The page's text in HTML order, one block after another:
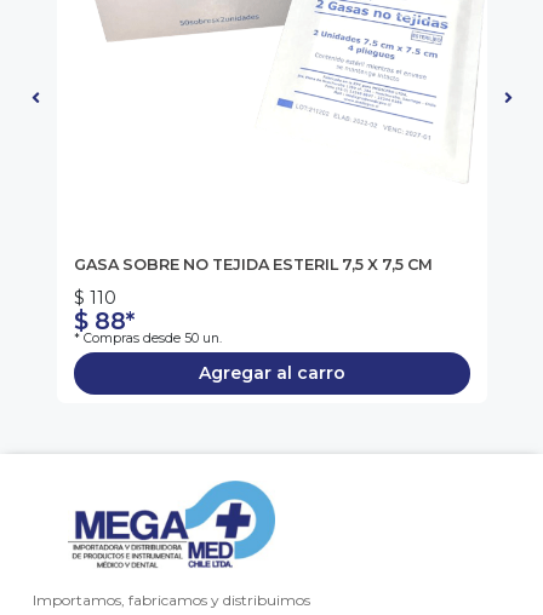
GASA SOBRE NO TEJIDA ESTERIL 7,5 X 7,5 CM
$ 110
$ 88*
* Compras desde 50 un.
Agregar al carro
Importamos, fabricamos y distribuimos